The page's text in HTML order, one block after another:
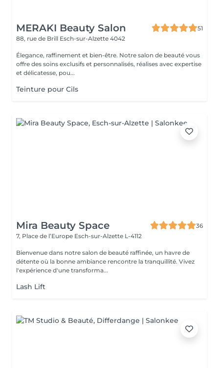
MERAKI Beauty Salon
51
88, rue de Brill Esch-sur-Alzette 4042
Élegance, raffinement et bien-être. Notre salon de beauté vous
offre des soins exclusifs et personnalisés, réalises avec expertise
et délicatesse, pou...
Teinture pour Cils
Mira Beauty Space
36
7, Place de l’Europe Esch-sur-Alzette L-4112
Bienvenue dans notre salon de beauté raffinée, un havre de
détente où la bonne ambiance rencontre la tranquillité. Vivez
l'expérience d'une transforma...
Lash Lift